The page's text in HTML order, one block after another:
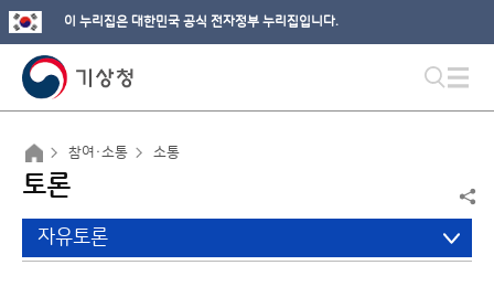
이 누리집은 대한민국 공식 전자정부 누리집입니다.
참여·소통 소통
토론
자유토론